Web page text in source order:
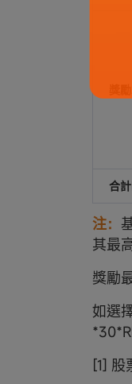
合
注：
其最
獎勵
如選
[1] 股